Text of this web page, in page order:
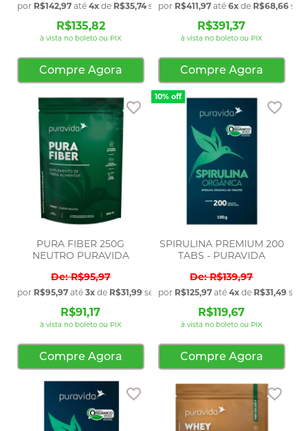
por R$142,97 até 4x de R$35,74 sem juros
R$135,82
à vista no boleto ou PIX
Compre Agora
por R$411,97até 6xde R$68,66
R$391,37
à vista no boleto ou PIX
Compre Agora
PURA FIBER 250G
NEUTRO PURAVIDA
R$95,97
por R$95,97 até 3x de R$31,99 sem juros
R$91,17
à vista no boleto ou PIX
Adicionar aos favoritos
Compre Agora
10% off
SPIRULINA PREMIUM 200
TABS - PURAVIDA
R$139,97
por R$125,97até 4xde R$31,49
R$119,67
à vista no boleto ou PIX
Compre Agora
Adicionar aos favoritos